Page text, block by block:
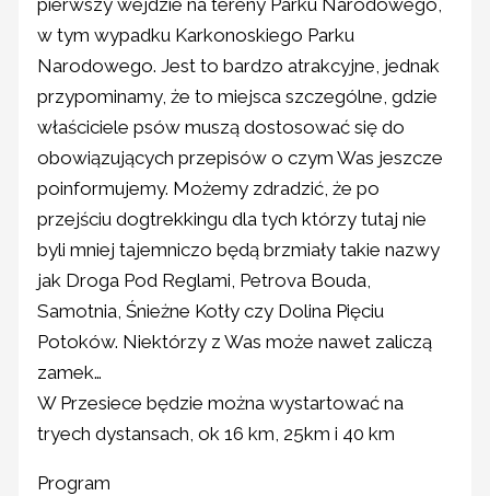
w tym wypadku Karkonoskiego Parku
Narodowego. Jest to bardzo atrakcyjne, jednak
przypominamy, że to miejsca szczególne, gdzie
właściciele psów muszą dostosować się do
obowiązujących przepisów o czym Was jeszcze
poinformujemy. Możemy zdradzić, że po
przejściu dogtrekkingu dla tych którzy tutaj nie
byli mniej tajemniczo będą brzmiały takie nazwy
jak Droga Pod Reglami, Petrova Bouda,
Samotnia, Śnieżne Kotły czy Dolina Pięciu
Potoków. Niektórzy z Was może nawet zaliczą
zamek…
W Przesiece będzie można wystartować na
tryech dystansach, ok 16 km, 25km i 40 km
Program